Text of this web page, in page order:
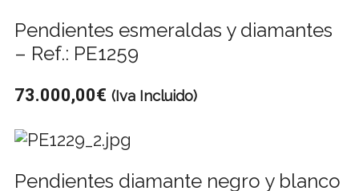
Pendientes esmeraldas y diamantes
– Ref.: PE1259
73.000,00€ (Iva Incluido)
Pendientes diamante negro y blanco